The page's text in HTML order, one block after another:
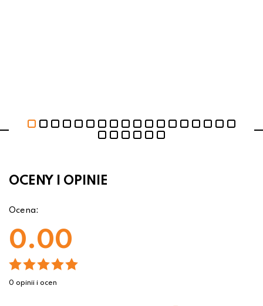
OCENY I OPINIE
Ocena:
0.00
0 opinii i ocen